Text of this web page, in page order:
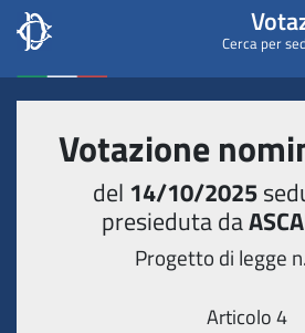
Camera deiCerca per
Votazione
del 14/10/2025
presieduta da
Progetto di legge
Articolo 4